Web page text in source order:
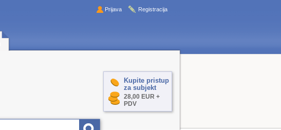
Prijava Registracija
Kupite pristup
za subjekt
28,00 EUR +
PDV